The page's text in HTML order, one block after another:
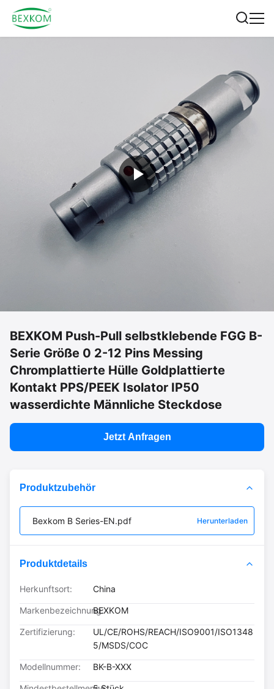
BEXKOM Push-Pull selbstklebende FGG B-
Serie Größe 0 2-12 Pins Messing
Chromplattierte Hülle Goldplattierte
Kontakt PPS/PEEK Isolator IP50
wasserdichte Männliche Steckdose
Jetzt Anfragen
Produktzubehör
Bexkom B Series-EN.pdf Herunterladen
Produktdetails
Herkunftsort: China
Markenbezeichnung:BEXKOM
Zertifizierung:
UL/CE/ROHS/REACH/ISO9001/ISO1348
5/MSDS/COC
Modellnummer: BK-B-XXX